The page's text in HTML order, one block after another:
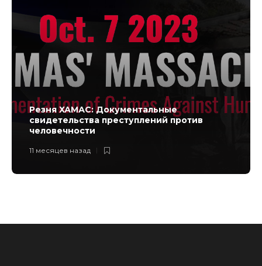
Резня ХАМАС: Документальные
свидетельства преступлений против
человечности
11 месяцев назад